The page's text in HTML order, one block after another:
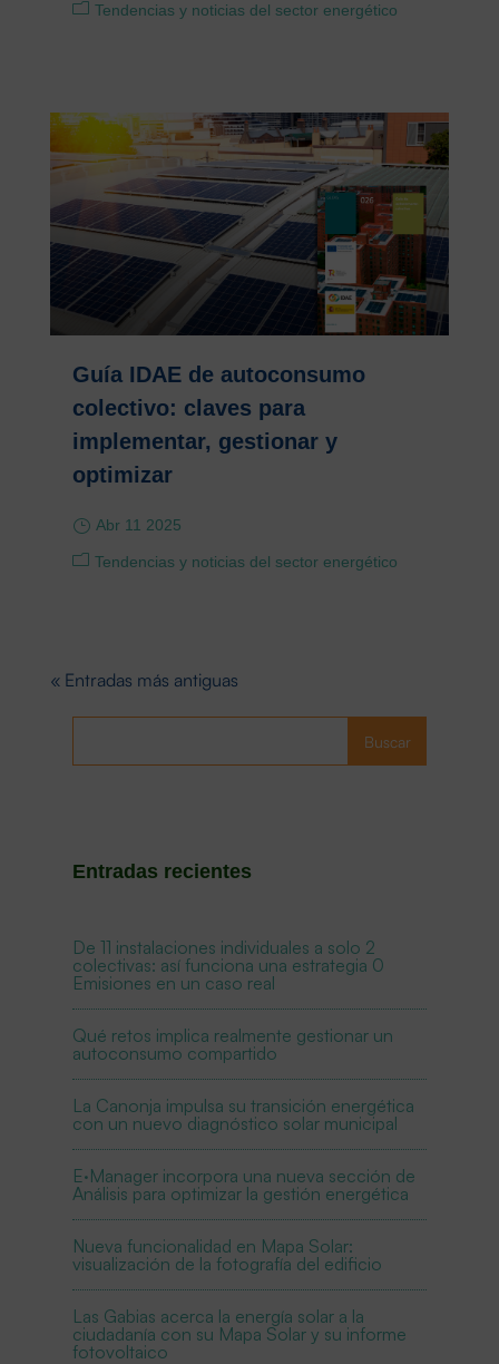
Tendencias y noticias del sector energético
Guía IDAE de autoconsumo
colectivo: claves para
implementar, gestionar y
optimizar
Abr 11 2025
Tendencias y noticias del sector energético
« Entradas más antiguas
Buscar
Entradas recientes
De 11 instalaciones individuales a solo 2
colectivas: así funciona una estrategia 0
Emisiones en un caso real
Qué retos implica realmente gestionar un
autoconsumo compartido
La Canonja impulsa su transición energética
con un nuevo diagnóstico solar municipal
E·Manager incorpora una nueva sección de
Análisis para optimizar la gestión energética
Nueva funcionalidad en Mapa Solar:
visualización de la fotografía del edificio
Las Gabias acerca la energía solar a la
ciudadanía con su Mapa Solar y su informe
fotovoltaico